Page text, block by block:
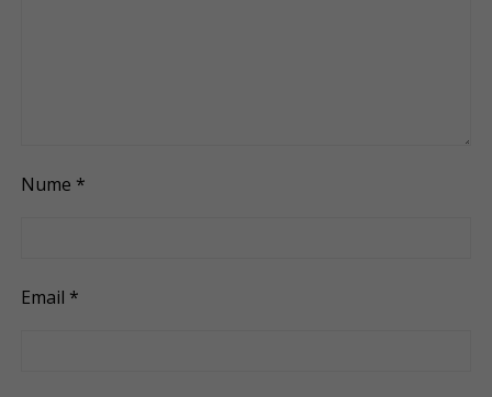
Nume *
Email *